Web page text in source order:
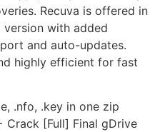
Recuva is offered in
version with added
and auto-updates.
highly efficient for fast
.nfo, .key in one zip
Crack [Full] Final gDrive